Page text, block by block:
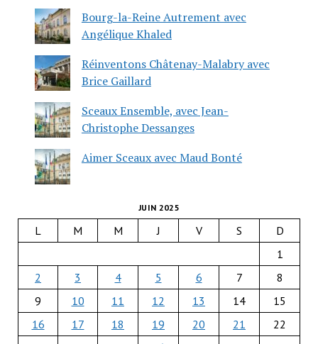
Bourg-la-Reine Autrement avec
Angélique Khaled
Réinventons Châtenay-Malabry avec
Brice Gaillard
Sceaux Ensemble, avec Jean-
Christophe Dessanges
Aimer Sceaux avec Maud Bonté
JUIN 2025
L M M J V S
D
1
2
3 4 5 6 7
8
9
10 11 12 13 14
15
16
17 18 19 20 21
22